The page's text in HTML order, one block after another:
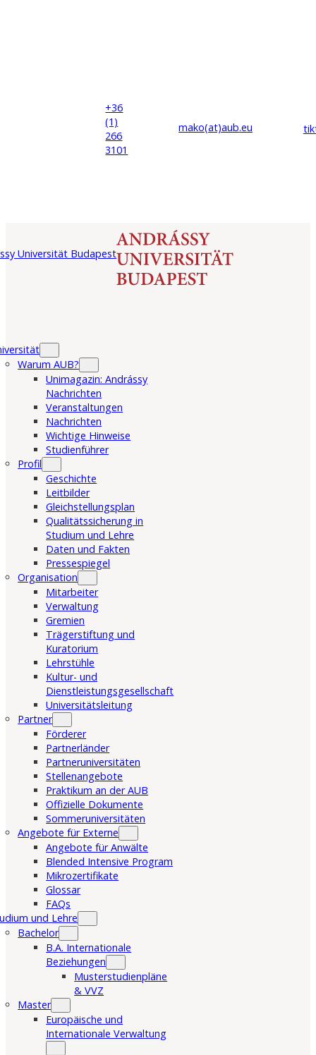
+36
(1)
266
3101
mako(at)aub.eu
Warum AUB?
Unimagazin: Andrássy
Nachrichten
Veranstaltungen
Nachrichten
Wichtige Hinweise
Studienführer
Profil
Geschichte
Leitbilder
Gleichstellungsplan
Qualitätssicherung in
Studium und Lehre
Daten und Fakten
Pressespiegel
Organisation
Mitarbeiter
Verwaltung
Gremien
Trägerstiftung und
Kuratorium
Lehrstühle
Kultur- und
Dienstleistungsgesellschaft
Universitätsleitung
Partner
Förderer
Partnerländer
Partneruniversitäten
Stellenangebote
Praktikum an der AUB
Offizielle Dokumente
Sommeruniversitäten
Angebote für Externe
Angebote für Anwälte
Blended Intensive Program
Mikrozertifikate
Glossar
FAQs
und Lehre
Bachelor
B.A. Internationale
Beziehungen
Musterstudienpläne
& VVZ
Master
Europäische und
Internationale Verwaltung